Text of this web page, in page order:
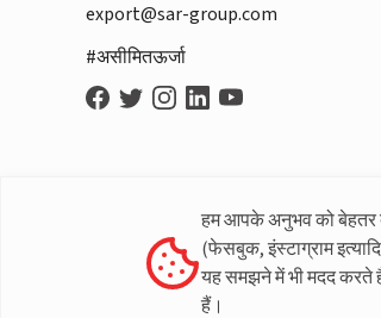
export@sar-group.com
#असीमितऊर्जा
हम आपके अनुभव को बेहतर
(फेसबुक, इंस्टाग्राम
यह समझने में भी मदद करते
हैं।